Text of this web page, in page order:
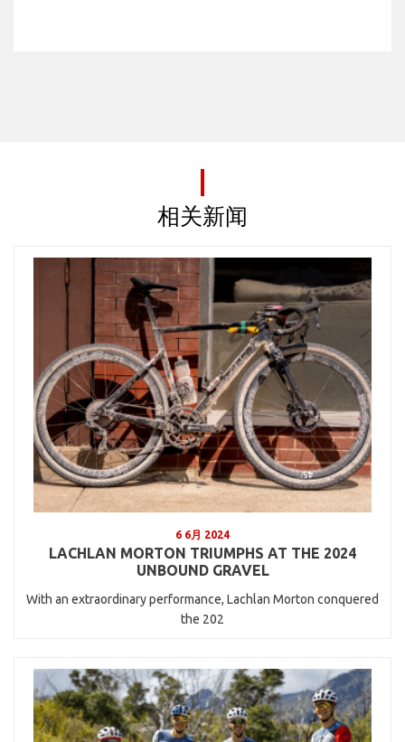
相关新闻
6 6月 2024
LACHLAN MORTON TRIUMPHS AT THE 2024
UNBOUND GRAVEL
With an extraordinary performance, Lachlan Morton conquered
the 202